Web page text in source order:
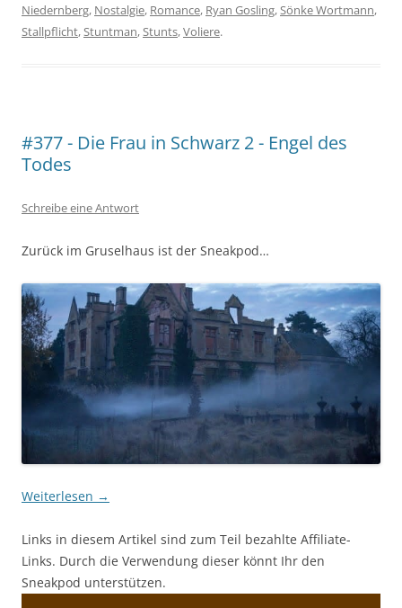
Niedernberg, Nostalgie, Romance, Ryan Gosling, Sönke Wortmann,
Stallpflicht, Stuntman, Stunts,Voliere.
#377 - Die Frau in Schwarz 2 - Engel des
Todes
Schreibe eine Antwort
Zurück im Gruselhaus ist der Sneakpod…
Weiterlesen →
Links in diesem Artikel sind zum Teil bezahlte Affiliate-
Links. Durch die Verwendung dieser könnt Ihr den
Sneakpod unterstützen.